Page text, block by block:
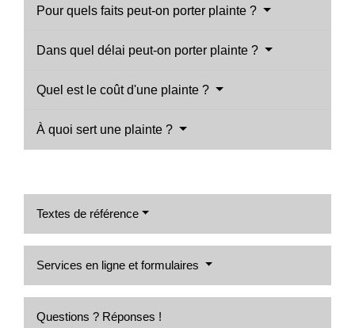
Pour quels faits peut-on porter plainte ?
Dans quel délai peut-on porter plainte ?
Quel est le coût d'une plainte ?
À quoi sert une plainte ?
Textes de référence
Services en ligne et formulaires
Questions ? Réponses !